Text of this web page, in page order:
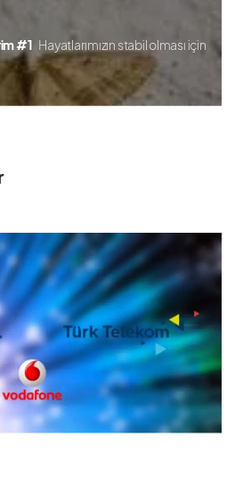
#1 Hayatlarımızın stabil olması için